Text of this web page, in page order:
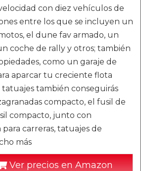
con diez vehículos de
entre los que se incluyen un
el dune fav armado, un
coche de rally y otros; también
como un garaje de
aparcar tu creciente flota
tatuajes también conseguirás
compacto, el fusil de
compacto, junto con
carreras, tatuajes de
más
Ver precios en Amazon